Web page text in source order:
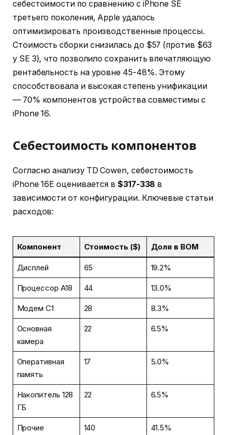
себестоимости по сравнению с iPhone SE
третьего поколения, Apple удалось
оптимизировать производственные процессы.
Стоимость сборки снизилась до $57 (против $63
у SE 3), что позволило сохранить впечатляющую
рентабельность на уровне 45-48%. Этому
способствовала и высокая степень унификации
— 70% компонентов устройства совместимы с
iPhone 16.
Себестоимость компонентов
Согласно анализу TD Cowen, себестоимость
iPhone 16E оценивается в$317-338 в
зависимости от конфигурации. Ключевые статьи
расходов:
Компонент Стоимость ($) Доля в BOM
Дисплей 65 19.2%
Процессор A18 44 13.0%
Модем C1 28 8.3%
Основная
камера
22 6.5%
Оперативная
память
17 5.0%
Накопитель 128
ГБ
22 6.5%
Прочие
140 41.5%